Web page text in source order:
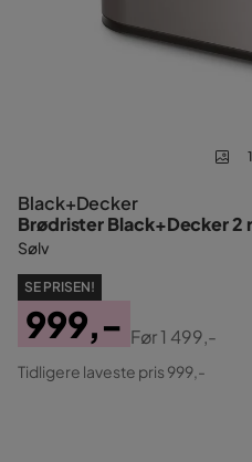
Black+Decker
Brødrister Black+Decker
Sølv
SE PRISEN!
Pris
999,-
Original
Før1 499,-
Tidligere laveste pris 999,-